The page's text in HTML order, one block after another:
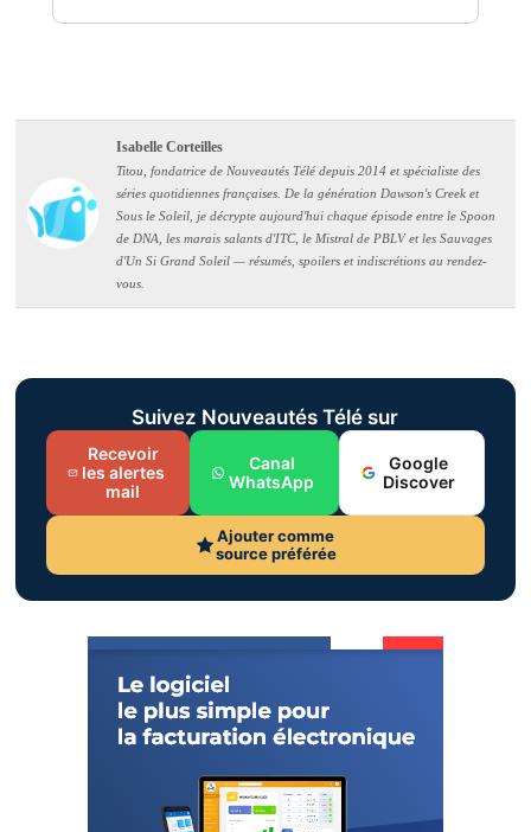
Isabelle Corteilles
Titou, fondatrice de Nouveautés Télé depuis 2014 et spécialiste des
séries quotidiennes françaises. De la génération Dawson's Creek et
Sous le Soleil, je décrypte aujourd'hui chaque épisode entre le Spoon
de DNA, les marais salants d'ITC, le Mistral de PBLV et les Sauvages
d'Un Si Grand Soleil — résumés, spoilers et indiscrétions au rendez-
vous.
Suivez Nouveautés Télé sur
Recevoir
les alertes
mail
Canal
WhatsApp
Google
Discover
Ajouter comme
source préférée